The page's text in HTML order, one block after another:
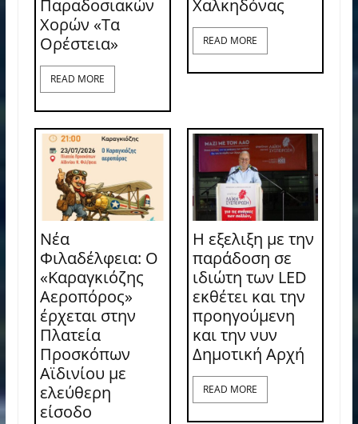
Παραδοσιακών
Χορών «Τα
Ορέστεια»
READ MORE
Χαλκηδόνας
READ MORE
Νέα
Φιλαδέλφεια: Ο
«Καραγκιόζης
Αεροπόρος»
έρχεται στην
Πλατεία
Προσκόπων
Αϊδινίου με
ελεύθερη
είσοδο
Η εξελιξη με την
παράδοση σε
ιδιώτη των LED
εκθέτει και την
προηγούμενη
και την νυν
Δημοτική Αρχή
READ MORE